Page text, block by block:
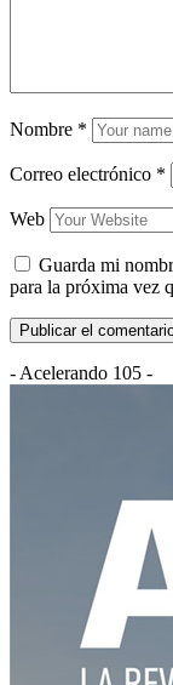
Nombre *
Correo electrónico *
Web
Guarda mi
para la próxima vez
- Acelerando 105 -